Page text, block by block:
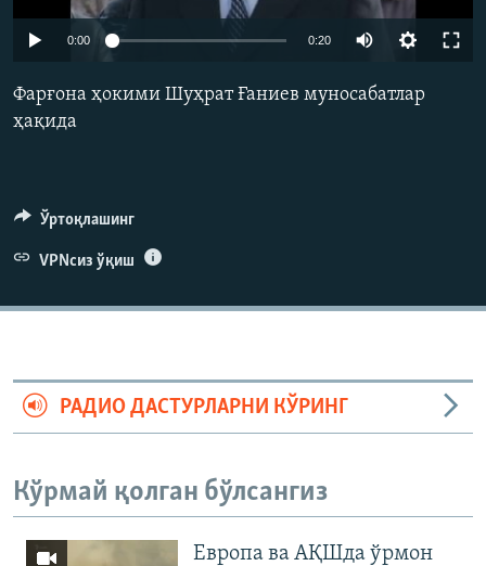
0:00 0:20
Фарғона ҳокими Шуҳрат Ғаниев муносабатлар
ҳақида
Ўртоқлашинг
VPNсиз ўқиш
РАДИО ДАСТУРЛАРНИ КЎРИНГ
Кўрмай қолган бўлсангиз
Европа ва АҚШда ўрмон